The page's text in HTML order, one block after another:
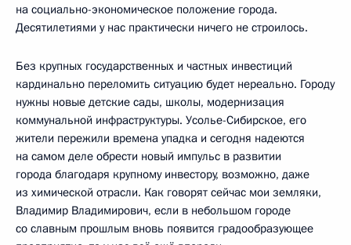
на социально-экономическое положение города.
Десятилетиями у нас практически ничего не строилось.
Без крупных государственных и частных инвестиций
кардинально переломить ситуацию будет нереально. Городу
нужны новые детские сады, школы, модернизация
коммунальной инфраструктуры. Усолье-Сибирское, его
жители пережили времена упадка и сегодня надеются
на самом деле обрести новый импульс в развитии
города благодаря крупному инвестору, возможно, даже
из химической отрасли. Как говорят сейчас мои земляки,
Владимир Владимирович, если в небольшом городе
со славным прошлым вновь появится градообразующее